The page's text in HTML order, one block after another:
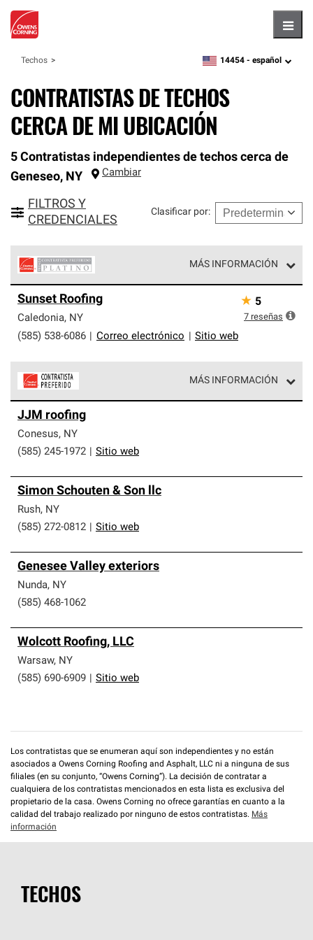
Techos zipcode,language
14454 - español
CONTRATISTAS DE TECHOS
CERCA DE MI UBICACIÓN
5 Contratistas independientes de techos cerca de
Geneseo, NY Cambiar
FILTROS Y
CREDENCIALES
Clasificar por:
MÁS INFORMACIÓN
Corning constituyen el nivel superior de nuestra red
exclusiva y cumplen con estándares estrictos de
profesionalismo, confiabilidad y destreza incomparable.
Solo ellos pueden ofrecer nuestra mejor garantía de
Sunset Roofing
Caledonia, NY
(585) 538-6086
Correo electrónico Sitio web
★ 5
7 reseñas
MÁS INFORMACIÓN
parte de una red exclusiva de profesionales de techos
que cumplen con altos estándares y requisitos estrictos
de profesionalismo y confiabilidad.
JJM roofing
Conesus, NY
(585) 245-1972
Sitio web
Simon Schouten & Son llc
Rush, NY
(585) 272-0812
Sitio web
Genesee Valley exteriors
Nunda, NY
(585) 468-1062
Wolcott Roofing, LLC
Warsaw, NY
(585) 690-6909
Sitio web
Los contratistas que se enumeran aquí son independientes y no están
asociados a Owens Corning Roofing and Asphalt, LLC ni a ninguna de sus
filiales (en su conjunto, “Owens Corning”). La decisión de contratar a
cualquiera de los contratistas mencionados en esta lista es exclusiva del
propietario de la casa. Owens Corning no ofrece garantías en cuanto a la
calidad del trabajo realizado por ninguno de estos contratistas. Más
información
TECHOS